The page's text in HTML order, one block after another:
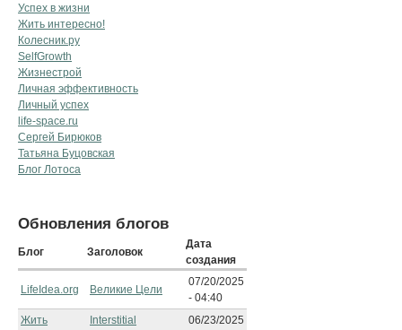
Успех в жизни
Жить интересно!
Колесник.ру
SelfGrowth
Жизнестрой
Личная эффективность
Личный успех
life-space.ru
Сергей Бирюков
Татьяна Буцовская
Блог Лотоса
Обновления блогов
Блог Заголовок
Дата
создания
LifeIdea.org Великие Цели
07/20/2025
- 04:40
Жить
Interstitial
06/23/2025